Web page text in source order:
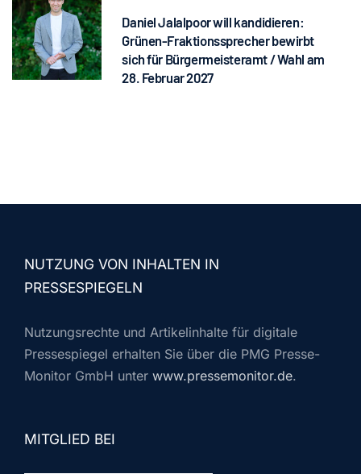
Daniel Jalalpoor will kandidieren:
Grünen-Fraktionssprecher bewirbt
sich für Bürgermeisteramt / Wahl am
28. Februar 2027
NUTZUNG VON INHALTEN IN
PRESSESPIEGELN
Nutzungsrechte und Artikelinhalte für digitale
Pressespiegel erhalten Sie über die PMG Presse-
Monitor GmbH unter www.pressemonitor.de.
MITGLIED BEI